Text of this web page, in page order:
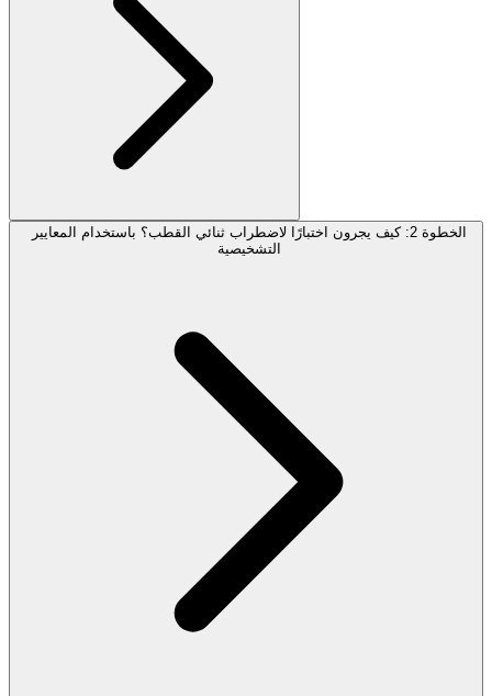
الخطوة 2: كيف يجرون اختبارًا لاضطراب ثنائي القطب؟ باستخدام المعايير
التشخيصية